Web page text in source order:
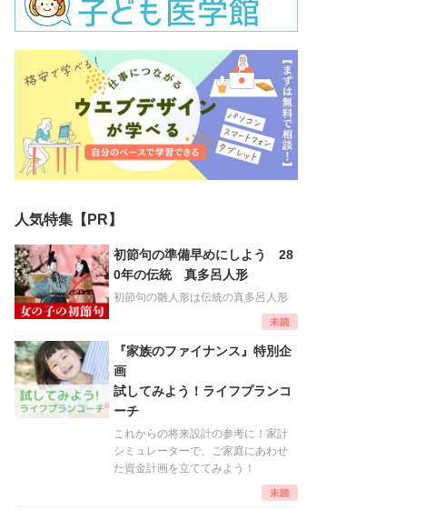
人気特集【PR】
初節句の準備早めにしよう 28
0年の伝統 真多呂人形
初節句の雛人形は伝統の真多呂人形
『家族のファイナンス』特別企
画
試してみよう！ライフプランコ
ーチ
これからの将来設計の参考に！家計
シミュレーターで、ご家庭にあわせ
た資金計画を立ててみよう！